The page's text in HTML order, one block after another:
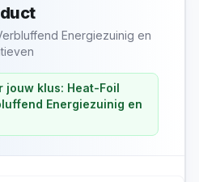
Energiezuinig en
jouw klus: Heat-Foil
Energiezuinig en